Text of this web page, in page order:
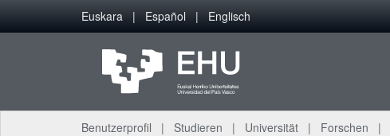
Zum Hauptinhalt springen
Euskara Español Englisch
Benutzerprofil Studieren Universität Forschen